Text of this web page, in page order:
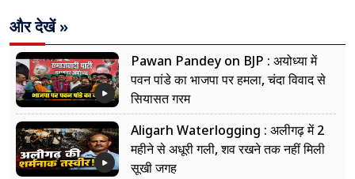
और देखें »
Pawan Pandey on BJP : अयोध्या में
पवन पांडे का भाजपा पर हमला, चंदा विवाद से
सियासत गरम
Aligarh Waterlogging : अलीगढ़ में 2
महीने से अधूरी गली, शव रखने तक नहीं मिली
सूखी जगह